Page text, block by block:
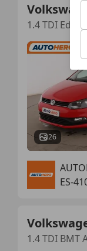
1.4 TDI
26
ES-
1.4 TDI BMT